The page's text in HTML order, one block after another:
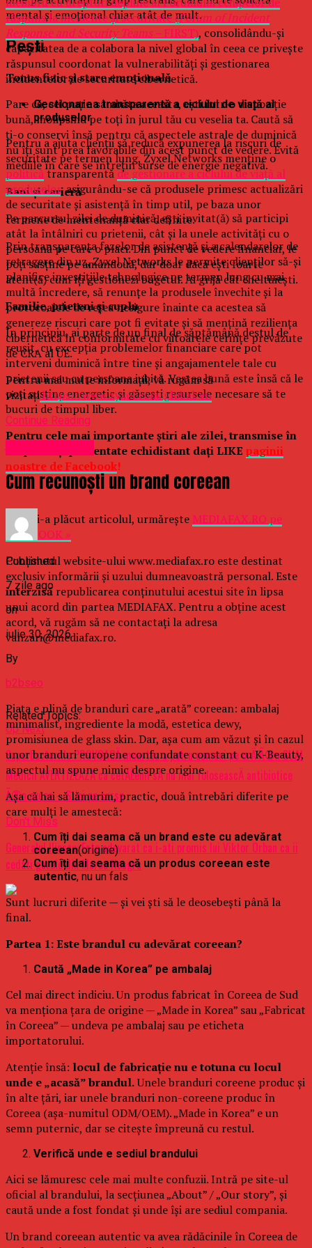
mental şi emoţional chiar atât de mult.
Peşti
Tonus fizic şi stare emoţională
Pare că, cel puţin sâmbăta aceasta, eşti într-o dispoziţie
bună, molipsind pe toţi în jurul tău cu veselia ta. Caută să
ţi-o conservi însă pentru că aspectele astrale de duminică
nu îţi sunt prea favorabile din acest punct de vedere. Evită
mediile în care se întreţin surse de energie negativă.
Bani şi carieră
Pe parcursul zilei de duminică, eşti invitat(ă) să participi
atât la întâlniri cu prietenii, cât şi la unele activităţi cu o
persoană pe care o placi. Din punct de vedere financiar, le
poţi susţine pe amândouă, dar doar dacă eşti foarte
atent(ă) cum îţi gestionezi bugetul. Ai grijă cât cheltuieşti.
Familie, prieteni şi cuplu
În principiu, ai parte de un final de săptămână destul de
reuşit, cu excepţia problemelor financiare care pot
interveni duminică între tine şi angajamentele tale cu
prietenii sau cu persoana iubită. Vestea bună este însă că le
poţi susţine energetic şi găseşti resursele necesare să te
bucuri de timpul liber.
Pentru cele mai importante ştiri ale zilei, transmise în
timp real şi prezentate echidistant daţi LIKE paginii
noastre de Facebook!
Dacă ţi-a plăcut articolul, urmăreşte MEDIAFAX.RO pe
FACEBOOK »
Conținutul website-ului www.mediafax.ro este destinat
exclusiv informării și uzului dumneavoastră personal. Este
interzisărepublicarea conținutului acestui site în lipsa
unui acord din partea MEDIAFAX. Pentru a obține acest
acord, vă rugăm să ne contactați la adresa
vanzari@mediafax.ro.
Related Topics:
Up Next
Superbacteriile PROVOACÄ moartea a patru oameni pe orÄ Ã®n SUA!
Medicii AVERTIZEAZÄ ca cetÄÈenii sÄ nu mai foloseascÄ antibiotice
Ã®n exces – Stiri pe surse
Don't Miss
Generalul Iliescu: Este adevarat ca i-ati promis lui Viktor Orban ca ii
cedati gazele din Marea Neagra
răspuns la incidente și securitate (Forum of Incident
Response and Security Teams –FIRST), consolidându-și
capacitatea de a colabora la nivel global în ceea ce privește
răspunsul coordonat la vulnerabilități și gestionarea
incidentelor de securitate cibernetică.
Gestionarea transparentă a ciclului de viață al
produselor
Pentru a ajuta clienții să reducă expunerea la riscuri de
securitate pe termen lung, Zyxel Networks menține o
politicătransparentăde gestionare a ciclului de viață al
produselor, asigurându-se că produsele primesc actualizări
de securitate și asistență în timp util, pe baza unor
termene de mentenanță clar definite.
Prin transparența fazelor de asistență și a calendarelor de
retragere din uz, Zyxel Networks le permite clienților să-și
planifice investițiile tehnologice pe termen lung cu mai
multă încredere, să renunțe la produsele învechite și la
protocoalele de rețea nesigure înainte ca acestea să
genereze riscuri care pot fi evitate și să mențină reziliența
cibernetică în conformitate cu viitoarele cerințe prevăzute
de CRA al UE.
Pentru mai multe informații, vă rugăm să
vizitațihttps://www.zyxel.com/global/en
Continue Reading
Cum recunoști un brand coreean
Published
7 zile ago
on
iulie 30, 2026
By
b2bseo
Piața e plină de branduri care „arată” coreean: ambalaj
minimalist, ingrediente la modă, estetica dewy,
promisiunea de glass skin. Dar, așa cum am văzut și în cazul
unor branduri europene confundate constant cu K-Beauty,
aspectul nu spune nimic despre origine.
Așa că hai să lămurim, practic, două întrebări diferite pe
care mulți le amestecă:
Cum îți dai seama că un brand este cu adevărat
coreean(origine)
Cum îți dai seama că un produs coreean este
autentic, nu un fals
Sunt lucruri diferite — și vei ști să le deosebești până la
final.
Partea 1: Este brandul cu adevărat coreean?
Caută „Made in Korea” pe ambalaj
Cel mai direct indiciu. Un produs fabricat în Coreea de Sud
va menționa țara de origine — „Made in Korea” sau „Fabricat
în Coreea” — undeva pe ambalaj sau pe eticheta
importatorului.
Atenție însă: locul de fabricație nu e totuna cu locul
unde e „acasă” brandul.Unele branduri coreene produc și
în alte țări, iar unele branduri non-coreene produc în
Coreea (așa-numitul ODM/OEM). „Made in Korea” e un
semn puternic, dar se citește împreună cu restul.
Verifică unde e sediul brandului
Aici se lămuresc cele mai multe confuzii. Intră pe site-ul
oficial al brandului, la secțiunea „About” / „Our story”, și
caută unde a fost fondat și unde își are sediul compania.
Un brand coreean autentic va avea rădăcinile în Coreea de